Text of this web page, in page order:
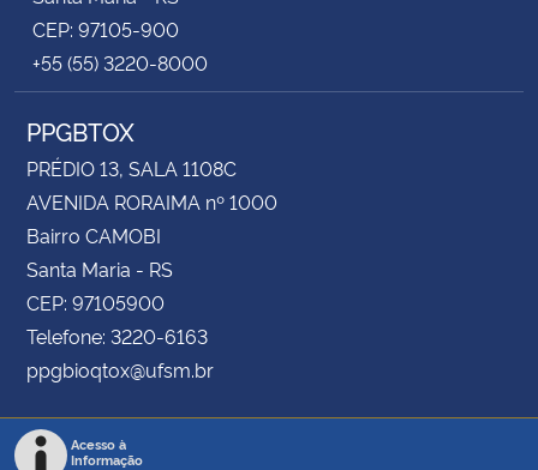
CEP: 97105-900
+55 (55) 3220-8000
PPGBTOX
PRÉDIO 13, SALA 1108C
AVENIDA RORAIMA nº 1000
Bairro CAMOBI
Santa Maria - RS
CEP: 97105900
Telefone: 3220-6163
ppgbioqtox@ufsm.br
Acesso à
Informação